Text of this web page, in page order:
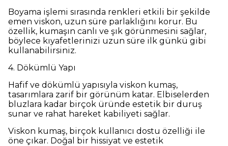
Boyama işlemi sırasında renkleri etkili bir şekilde
emen viskon, uzun süre parlaklığını korur. Bu
özellik, kumaşın canlı ve şık görünmesini sağlar,
böylece kıyafetlerinizi uzun süre ilk günkü gibi
kullanabilirsiniz.
4. Dökümlü Yapı
Hafif ve dökümlü yapısıyla viskon kumaş,
tasarımlara zarif bir görünüm katar. Elbiselerden
bluzlara kadar birçok üründe estetik bir duruş
sunar ve rahat hareket kabiliyeti sağlar.
Viskon kumaş, birçok kullanıcı dostu özelliği ile
öne çıkar. Doğal bir hissiyat ve estetik